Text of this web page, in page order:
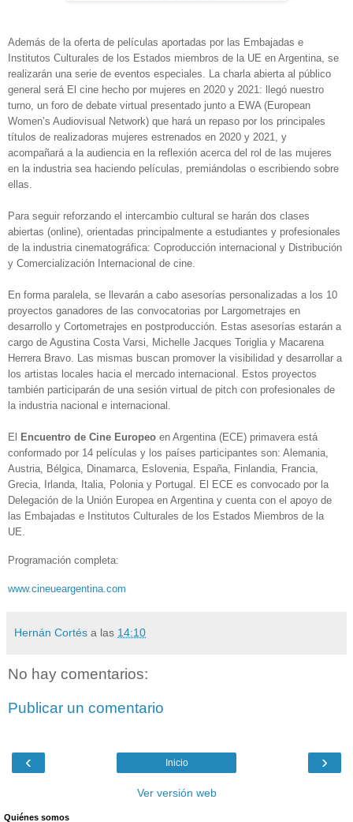
Además de la oferta de películas aportadas por las Embajadas e
Institutos Culturales de los Estados miembros de la UE en Argentina, se
realizarán una serie de eventos especiales. La charla abierta al público
general será El cine hecho por mujeres en 2020 y 2021: llegó nuestro
turno, un foro de debate virtual presentado junto a EWA (European
Women’s Audiovisual Network) que hará un repaso por los principales
títulos de realizadoras mujeres estrenados en 2020 y 2021, y
acompañará a la audiencia en la reflexión acerca del rol de las mujeres
en la industria sea haciendo películas, premiándolas o escribiendo sobre
ellas.
Para seguir reforzando el intercambio cultural se harán dos clases
abiertas (online), orientadas principalmente a estudiantes y profesionales
de la industria cinematográfica: Coproducción internacional y Distribución
y Comercialización Internacional de cine.
En forma paralela, se llevarán a cabo asesorías personalizadas a los 10
proyectos ganadores de las convocatorias por Largometrajes en
desarrollo y Cortometrajes en postproducción. Estas asesorías estarán a
cargo de Agustina Costa Varsi, Michelle Jacques Toriglia y Macarena
Herrera Bravo. Las mismas buscan promover la visibilidad y desarrollar a
los artistas locales hacia el mercado internacional. Estos proyectos
también participarán de una sesión virtual de pitch con profesionales de
la industria nacional e internacional.
El Encuentro de Cine Europeo en Argentina (ECE) primavera está
conformado por 14 películas y los países participantes son: Alemania,
Austria, Bélgica, Dinamarca, Eslovenia, España, Finlandia, Francia,
Grecia, Irlanda, Italia, Polonia y Portugal. El ECE es convocado por la
Delegación de la Unión Europea en Argentina y cuenta con el apoyo de
las Embajadas e Institutos Culturales de los Estados Miembros de la
UE.
Programación completa:
www.cineueargentina.com
Hernán Cortés a las 14:10
No hay comentarios:
Publicar un comentario
‹ ›
Inicio
Ver versión web
Quiénes somos